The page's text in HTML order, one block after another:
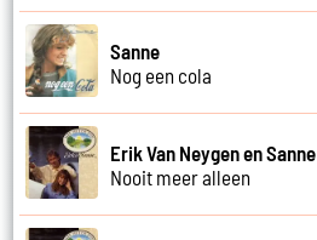
Sanne
Nog een cola
Erik Van Neygen en Sanne
Nooit meer alleen